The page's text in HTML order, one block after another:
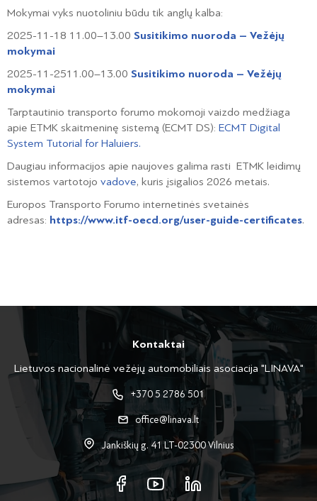
Mokymai vyks nuotoliniu būdu tik anglų kalba:
2025-11-18 11.00–13.00 Susitikimo nuoroda – Vežėjų
mokymai
2025-11-2511.00–13.00 Susitikimo nuoroda – Vežėjų
mokymai
Tarptautinio transporto forumo mokomoji vaizdo medžiaga
apie ETMK skaitmeninę sistemą (ECMT DS): ECMT Digital
System Tutorial for Haluiers.
Daugiau informacijos apie naujoves galima rasti ETMK leidimų
sistemos vartotojo vadove, kuris įsigalios 2026 metais.
Europos Transporto Forumo internetinės svetainės
adresas: https://www.itf-oecd.org/user-guide-certificates.
Kontaktai
Lietuvos nacionalinė vežėjų automobiliais asociacija "LINAVA"
+370 5 2786 501
office@linava.lt
Jankiškių g. 41 LT-02300 Vilnius